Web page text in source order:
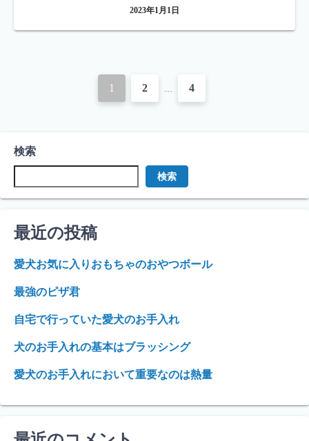
2023年1月1日
ビ
ゲ
シ
ョ
ン
1 2 … 4
検索
検索
最近の投稿
愛犬お気に入りおもちゃのおやつボール
最強のピザ君
自宅で行っていた愛犬のお手入れ
犬のお手入れの基本はブラッシング
愛犬のお手入れにおいて重要なのは熱量